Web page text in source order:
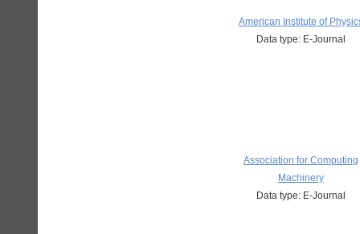
American Institute of
Data type: E-Journal
Association for Computing
Machinery
Data type: E-Journal